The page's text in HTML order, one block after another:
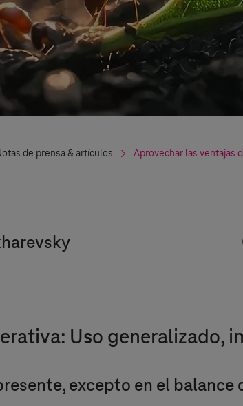
de prensa & artículos Aprovechar las ventajas
Uso generalizado,
excepto en el balance